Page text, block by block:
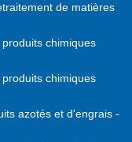
de matières
chimiques
chimiques
azotés et d'engrais -